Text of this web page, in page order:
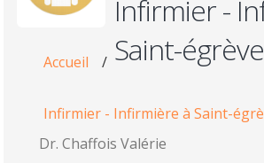
Infirmier -
Saint-égrève
Accueil /
Infirmier - Infirmière à Saint-
Dr. Chaffois Valérie